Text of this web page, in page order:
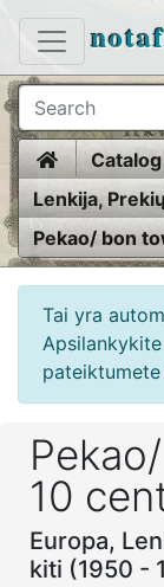
HomeCatalog
Lenkija,
Pekao/ bon
Tai yra
10
Europa,
kiti (1950 -